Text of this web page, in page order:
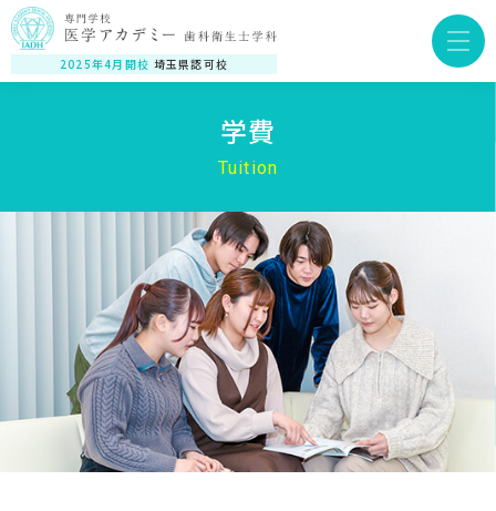
2025年4月開校 埼玉県認可校
学費
Tuition